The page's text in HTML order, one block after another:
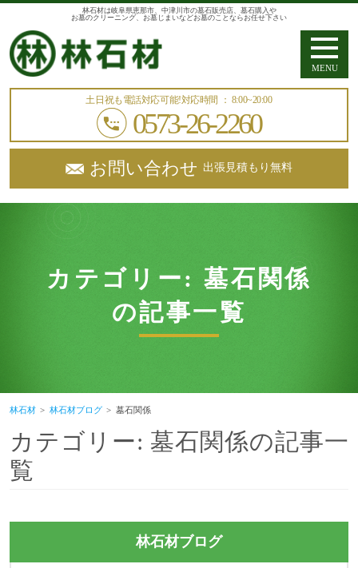
林石材は岐阜県恵那市、中津川市の墓石販売店、墓石購入や
お墓のクリーニング、お墓じまいなどお墓のことならお任せ下さい
MENU
土日祝も電話対応可能!対応時間 ： 8:00~20:00
0573-26-2260
お問い合わせ 出張見積もり無料
カテゴリー:墓石関係
の記事一覧
林石材 林石材ブログ 墓石関係
カテゴリー: 墓石関係の記事一
覧
林石材ブログ